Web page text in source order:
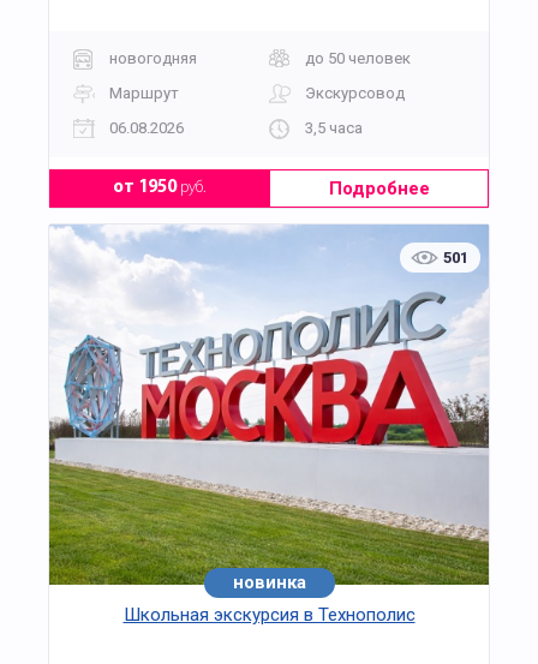
новогодняя
до 50 человек
Маршрут
Экскурсовод
06.08.2026
3,5 часа
от 1950руб. Подробнее
501
новинка
Школьная экскурсия в Технополис